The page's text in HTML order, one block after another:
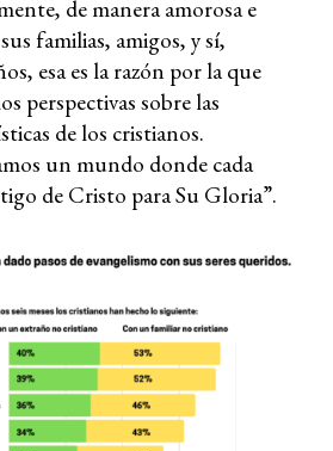
de manera amorosa e
familias, amigos, y sí,
esa es la razón por la que
perspectivas sobre las
de los cristianos.
un mundo donde cada
de Cristo para Su Gloria”.